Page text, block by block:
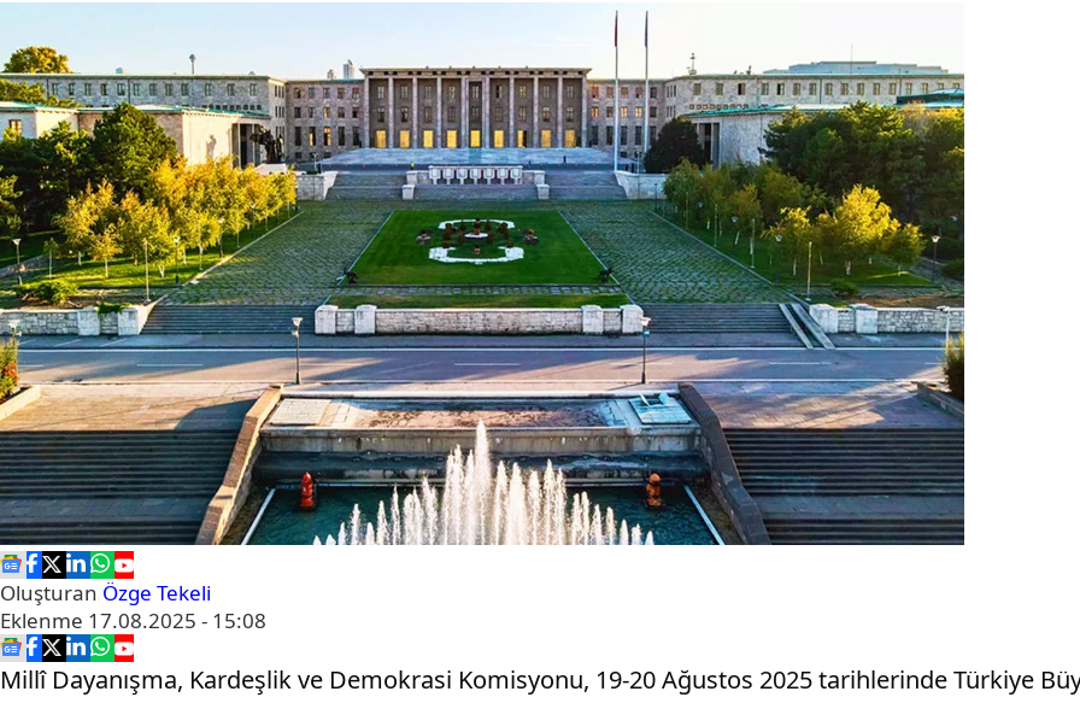
Oluşturan Özge Tekeli
Eklenme 17.08.2025 - 15:08
Millî Dayanışma, Kardeşlik ve Demokrasi Komisyonu, 19-20 Ağustos 2025 tarihlerinde Türkiye